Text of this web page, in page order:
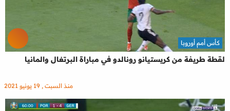
لقطة طريفة من كريستيانو رونالدو في مباراة البرتغال والمانيا
كأس أمم أوروبا
منذ السبت , 19 يونيو 2021